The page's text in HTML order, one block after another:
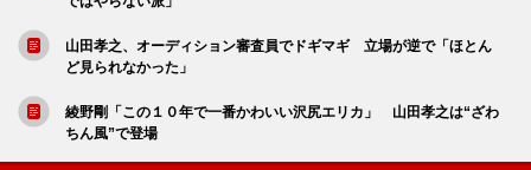
山田孝之、オーディション審査員でドギマギ 立場が逆で「ほとん
ど見られなかった」
綾野剛「この１０年で一番かわいい沢尻エリカ」 山田孝之は“ざわ
ちん風”で登場